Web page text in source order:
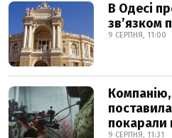
В Одесі
звʼязком
9 СЕРПНЯ, 11:00
покарали
9 СЕРПНЯ, 11:31